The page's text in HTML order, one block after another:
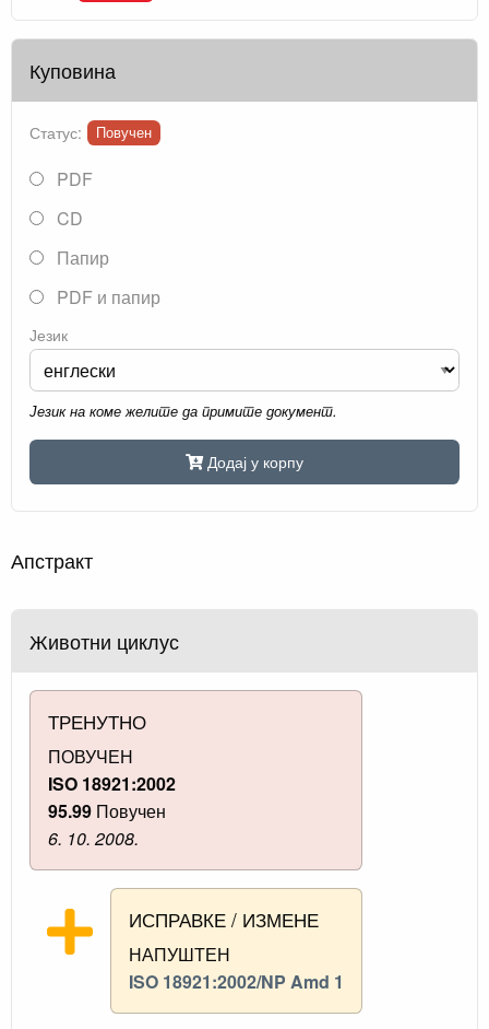
Куповина
Статус: Повучен
PDF
CD
Папир
PDF и папир
Језик
Језик на коме желите да примите документ.
Додај у корпу
Апстракт
Животни циклус
ТРЕНУТНО
ПОВУЧЕН
ISO 18921:2002
95.99 Повучен
6. 10. 2008.
ИСПРАВКЕ / ИЗМЕНЕ
НАПУШТЕН
ISO 18921:2002/NP Amd 1